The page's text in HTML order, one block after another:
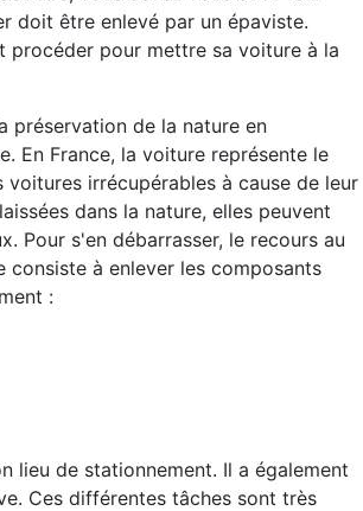
doit être enlevé par un épaviste.
procéder pour mettre sa voiture à la
préservation de la nature en
En France, la voiture représente le
irrécupérables à cause de leur
dans la nature, elles peuvent
Pour s'en débarrasser, le recours au
consiste à enlever les composants
:
lieu de stationnement. Il a également
Ces différentes tâches sont très